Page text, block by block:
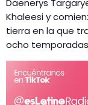
Daenerys
Khaleesi y
tierra en la que
ocho